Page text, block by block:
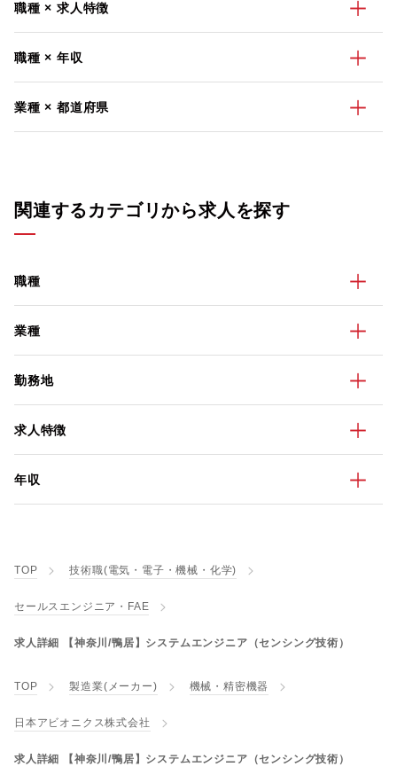
職種 × 求人特徴
職種 × 年収
業種 × 都道府県
関連するカテゴリから求人を探す
職種
業種
勤務地
求人特徴
年収
TOP 技術職(電気・電子・機械・化学)
セールスエンジニア・FAE
求人詳細 【神奈川/鴨居】システムエンジニア（センシング技術）
TOP 製造業(メーカー) 機械・精密機器
日本アビオニクス株式会社
求人詳細 【神奈川/鴨居】システムエンジニア（センシング技術）